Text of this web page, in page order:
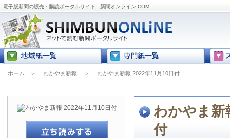
電子版新聞の販売・購読ポータルサイト - 新聞オンライン.COM
ホーム ＞ わかやま新報 ＞ わかやま新報 2022年11月10日付
わかやま新
付